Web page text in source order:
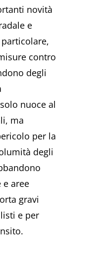
novità
e
contro
degli
nuoce al
ma
per la
degli
e aree
gravi
e per